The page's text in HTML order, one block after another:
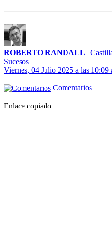
ROBERTO RANDALL |
Sucesos
Viernes, 04 Julio 2025 a las 10:09
Comentarios
Enlace copiado